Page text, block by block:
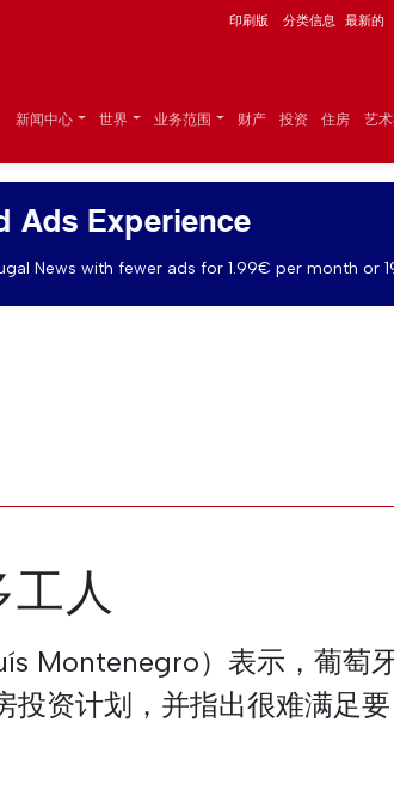
印刷版 分类信息 最新的
新闻中心 世界 业务范围 财产 投资 住房 艺
Ads Experience
News with fewer ads for 1.99€ per month or
人
Montenegro）表示，葡萄
投资计划，并指出很难满足要